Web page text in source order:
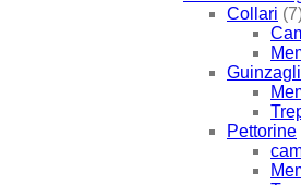
Collari
Guinzagli
Pettorine